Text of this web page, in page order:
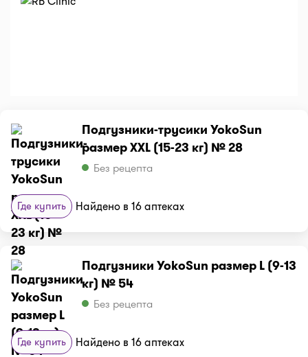
Подгузники-трусики YokoSun
размер XXL (15-23 кг) № 28
Без рецепта
Где купить Найдено в 16 аптеках
Подгузники YokoSun размер L (9-13
кг) № 54
Без рецепта
Где купить Найдено в 16 аптеках